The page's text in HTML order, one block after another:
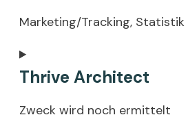
Marketing/Tracking, Statistik
Consent
to
wistia
Thrive Architect
Zweck wird noch ermittelt